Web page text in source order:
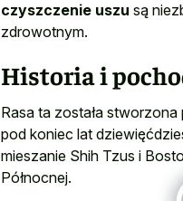
czyszczenie uszu są
zdrowotnym.
Historia i
Rasa ta została
pod koniec lat
mieszanie Shih Tzus i
Północnej.